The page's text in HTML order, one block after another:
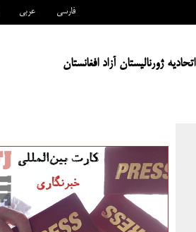
عربی فارسی
اتحادیه ژورنالیستان آزاد افغانستان